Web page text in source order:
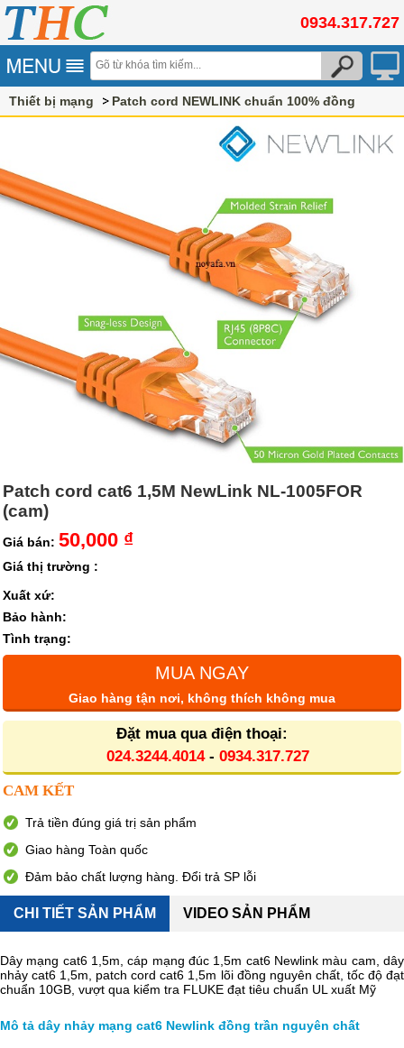
0934.317.727
Thiết bị mạng Patch cord NEWLINK chuẩn 100% đồng
Patch cord cat6 1,5M NewLink NL-1005FOR
(cam)
Giá bán: 50,000 ₫
Giá thị trường :
Xuất xứ:
Bảo hành:
Tình trạng:
MUA NGAY
Giao hàng tận nơi, không thích không mua
Đặt mua qua điện thoại:
024.3244.4014- 0934.317.727
CAM KẾT
Trả tiền đúng giá trị sản phẩm
Giao hàng Toàn quốc
Đảm bảo chất lượng hàng. Đổi trả SP lỗi
CHI TIẾT SẢN PHẨM VIDEO SẢN PHẨM
Dây mạng cat6 1,5m, cáp mạng đúc 1,5m cat6 Newlink màu cam, dây
nhảy cat6 1,5m, patch cord cat6 1,5m lõi đồng nguyên chất, tốc độ đạt
chuẩn 10GB , vượt qua kiểm tra FLUKE đạt tiêu chuẩn UL xuất Mỹ
Mô tả dây nhảy mạng cat6 Newlink đồng trần nguyên chất